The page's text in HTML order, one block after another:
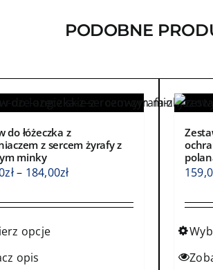
PODOBNE
do łóżeczka z
z sercem żyrafy z
minky
zł– 184,00złZakres
od
opcje
opis
Ten